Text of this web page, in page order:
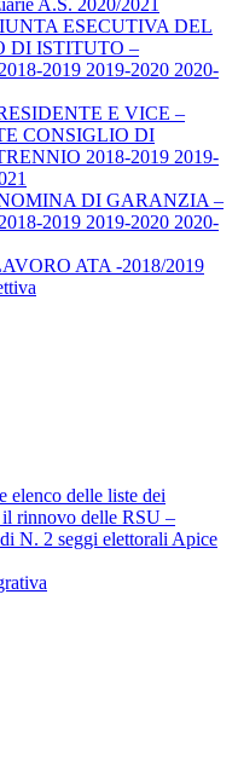
A.S. 2020/2021
ESECUTIVA DEL
DI ISTITUTO –
2019 2019-2020 2020-
E VICE –
CONSIGLIO DI
2018-2019 2019-
DI GARANZIA –
2019 2019-2020 2020-
ATA -2018/2019
elenco delle liste dei
il rinnovo delle RSU –
N. 2 seggi elettorali Apice